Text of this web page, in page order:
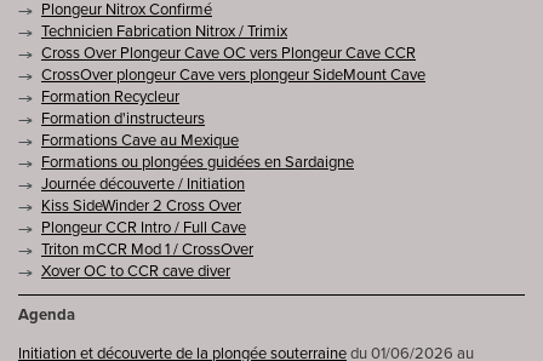
Plongeur Nitrox Confirmé
Technicien Fabrication Nitrox / Trimix
Cross Over Plongeur Cave OC vers Plongeur Cave CCR
CrossOver plongeur Cave vers plongeur SideMount Cave
Formation Recycleur
Formation d'instructeurs
Formations Cave au Mexique
Formations ou plongées guidées en Sardaigne
Journée découverte / Initiation
Kiss SideWinder 2 Cross Over
Plongeur CCR Intro / Full Cave
Triton mCCR Mod 1 / CrossOver
Xover OC to CCR cave diver
Agenda
Initiation et découverte de la plongée souterrainedu 01/06/2026 au